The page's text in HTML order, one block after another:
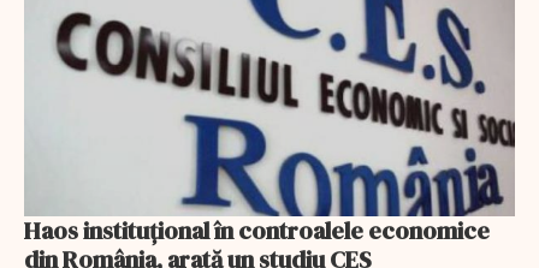
Haos instituțional în controalele economice
din România, arată un studiu CES